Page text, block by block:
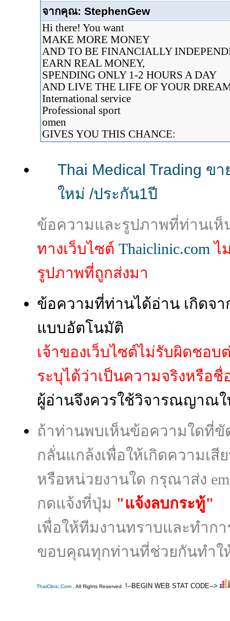
จากคุณ: StephenGew
Hi there! You want
MAKE MORE MONEY
AND TO BE FINANCIALLY
EARN REAL MONEY,
SPENDING ONLY 1-2 HOURS A DAY
AND LIVE THE LIFE OF YOUR
International service
Professional sport
omen
GIVES YOU THIS CHANCE:
Thai Medical Trading ข
ใหม่ /ประกัน1ปี
ข้อความและรูปภาพที่ท่านเห็
ทางเว็บไซต์ Thaiclinic.com ไ
รูปภาพที่ถูกส่งมา
ข้อความที่ท่านได้อ่าน เกิดจ
แบบอัตโนมัติ
เจ้าของเว็บไซต์ไม่รับผิดชอ
ระบุได้ว่าเป็นความจริงหรือ
ผู้อ่านจึงควรใช้วิจารณญาณใ
ถ้าท่านพบเห็นข้อความใดที่
กลั่นแกล้งเพื่อให้เกิดความเ
หรือหน่วยงานใด กรุณาส่ง
กดแจ้งที่ปุ่ม "แจ้งลบกระทู้"
เพื่อให้ทีมงานทราบและทำก
ขอบคุณทุกท่านที่ช่วยกันทำใ
ThaiClinic.Com . All Rights Reserved. !--BEGIN WEB STAT CODE-->